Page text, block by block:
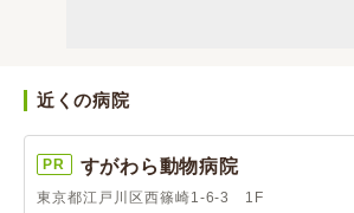
近くの病院
PR すがわら動物病院
東京都江戸川区西篠崎1-6-3 1F